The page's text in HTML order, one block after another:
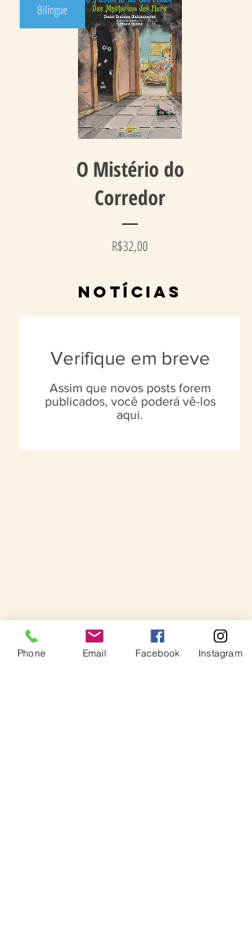
Bilíngue
O Mistério do
Corredor
R$32,00
nOTÍCIAS
Verifique em breve
Assim que novos posts forem
publicados, você poderá vê-los
aqui.
Phone Email Facebook Instagram